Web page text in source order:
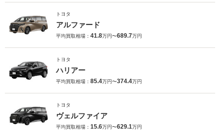
トヨタ
アルファード
平均買取相場： 41.8万円〜689.7万円
トヨタ
ハリアー
平均買取相場： 85.4万円〜374.4万円
トヨタ
ヴェルファイア
平均買取相場： 15.6万円〜629.1万円